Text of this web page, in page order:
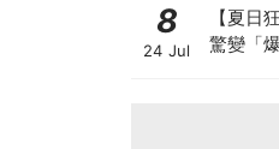
8
24 Jul
【夏日
驚變「